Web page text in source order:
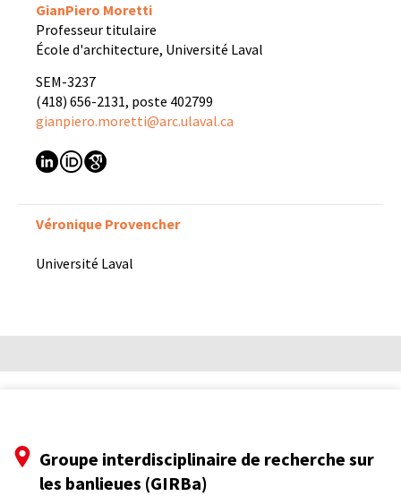
GianPiero Moretti
Professeur titulaire
École d'architecture, Université Laval
SEM-3237
(418) 656-2131, poste 402799
gianpiero.moretti@arc.ulaval.ca
Véronique Provencher
Université Laval
Groupe interdisciplinaire de recherche sur
les banlieues (GIRBa)